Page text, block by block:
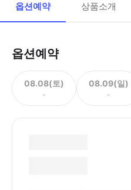
옵션예약 상품소개
옵션예약
08.08(토)
-
08.09(일)
-